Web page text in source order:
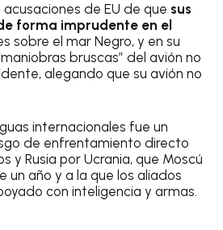
de EU de que sus
forma imprudente en el
sobre el mar Negro, y en su
bruscas” del avión no
alegando que su avión no
internacionales fue un
de enfrentamiento directo
y Rusia por Ucrania, que Moscú
un año y a la que los aliados
con inteligencia y armas.